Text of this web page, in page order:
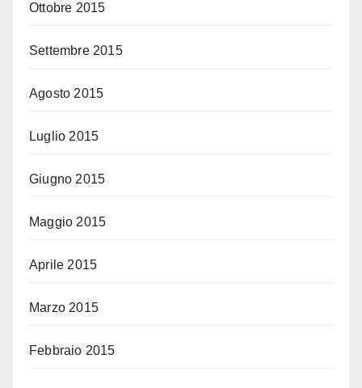
Ottobre 2015
Settembre 2015
Agosto 2015
Luglio 2015
Giugno 2015
Maggio 2015
Aprile 2015
Marzo 2015
Febbraio 2015